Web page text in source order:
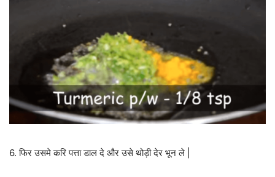
6. फिर उसमे करि पत्ता डाल दे और उसे थोड़ी देर भून ले |